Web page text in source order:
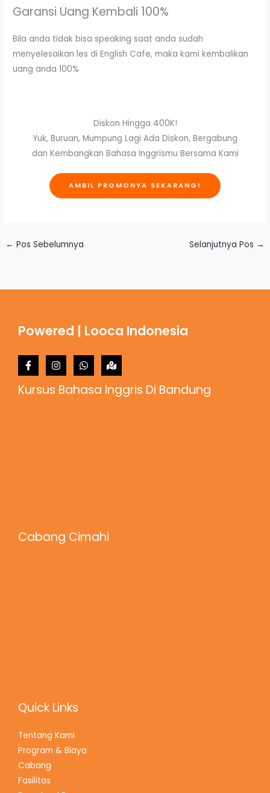
Garansi Uang Kembali 100%
Bila anda tidak bisa speaking saat anda sudah
menyelesaikan les di English Cafe, maka kami kembalikan
uang anda 100%
Diskon Hingga 400K!
Yuk, Buruan, Mumpung Lagi Ada Diskon, Bergabung
dan Kembangkan Bahasa Inggrismu Bersama Kami
AMBIL PROMONYA SEKARANG!
← Pos Sebelumnya Selanjutnya Pos →
Powered | Looca Indonesia
Kursus Bahasa Inggris Di Bandung
Cabang Cimahi
Quick Links
Tentang Kami
Program & Biaya
Cabang
Fasilitas